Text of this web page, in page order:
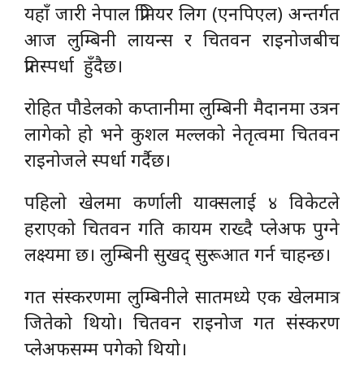
यहाँ जारी नेपाल प्रिमियर लिग (एनपिएल) अन्तर्गत
आज लुम्बिनी लायन्स र चितवन राइनोजबीच
प्रतिस्पर्धा हुँदैछ।
रोहित पौडेलको कप्तानीमा लुम्बिनी मैदानमा उत्रन
लागेको हो भने कुशल मल्लको नेतृत्वमा चितवन
राइनोजले स्पर्धा गर्दैछ।
पहिलो खेलमा कर्णाली याक्सलाई ४ विकेटले
हराएको चितवन गति कायम राख्दै प्लेअफ पुग्ने
लक्ष्यमा छ। लुम्बिनी सुखद् सुरूआत गर्न चाहन्छ।
गत संस्करणमा लुम्बिनीले सातमध्ये एक खेलमात्र
जितेको थियो। चितवन राइनोज गत संस्करण
प्लेअफसम्म पगेको थियो।